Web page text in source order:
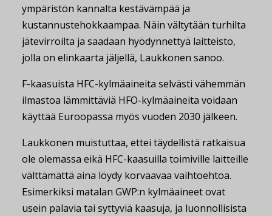
ympäristön kannalta kestävämpää ja
kustannustehokkaampaa. Näin vältytään turhilta
jätevirroilta ja saadaan hyödynnettyä laitteisto,
jolla on elinkaarta jäljellä, Laukkonen sanoo.
F-kaasuista HFC-kylmäaineita selvästi vähemmän
ilmastoa lämmittäviä HFO-kylmäaineita voidaan
käyttää Euroopassa myös vuoden 2030 jälkeen.
Laukkonen muistuttaa, ettei täydellistä ratkaisua
ole olemassa eikä HFC-kaasuilla toimiville laitteille
välttämättä aina löydy korvaavaa vaihtoehtoa.
Esimerkiksi matalan GWP:n kylmäaineet ovat
usein palavia tai syttyviä kaasuja, ja luonnollisista